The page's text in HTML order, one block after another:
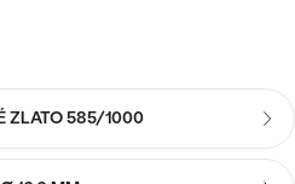
DIAMANT
ZLATO 585/1000